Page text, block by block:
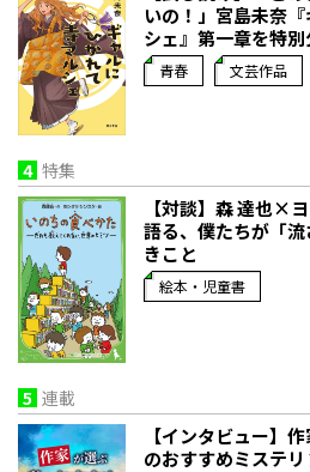
いの！」宮島未奈
シェ』第一章を特別
青春 文芸作品
4 特集
【対談】森 達也×
語る、僕たちが「
きこと
絵本・児童書
5 連載
【インタビュー】
のおすすめミステ